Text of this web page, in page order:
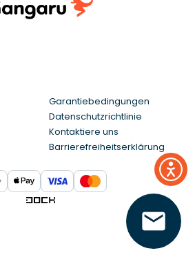
Garantiebedingungen
Datenschutzrichtlinie
Kontaktiere uns
Barrierefreiheitserklärung
